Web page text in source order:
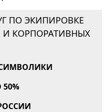
ПО ЭКИПИРОВКЕ
КОРПОРАТИВНЫХ